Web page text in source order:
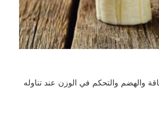
والهضم والتحكم في الوزن عند تناوله